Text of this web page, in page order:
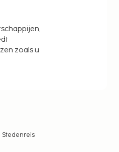
zoals u
Stedenreis